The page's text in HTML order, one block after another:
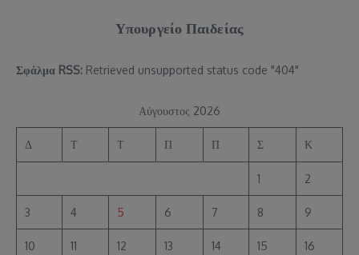
Υπουργείο Παιδείας
Σφάλμα RSS: Retrieved unsupported status code "404"
Αύγουστος 2026
Δ Τ Τ Π Π Σ Κ
1 2
3 4 5 6 7 8 9
10 11 12 13 14 15 16